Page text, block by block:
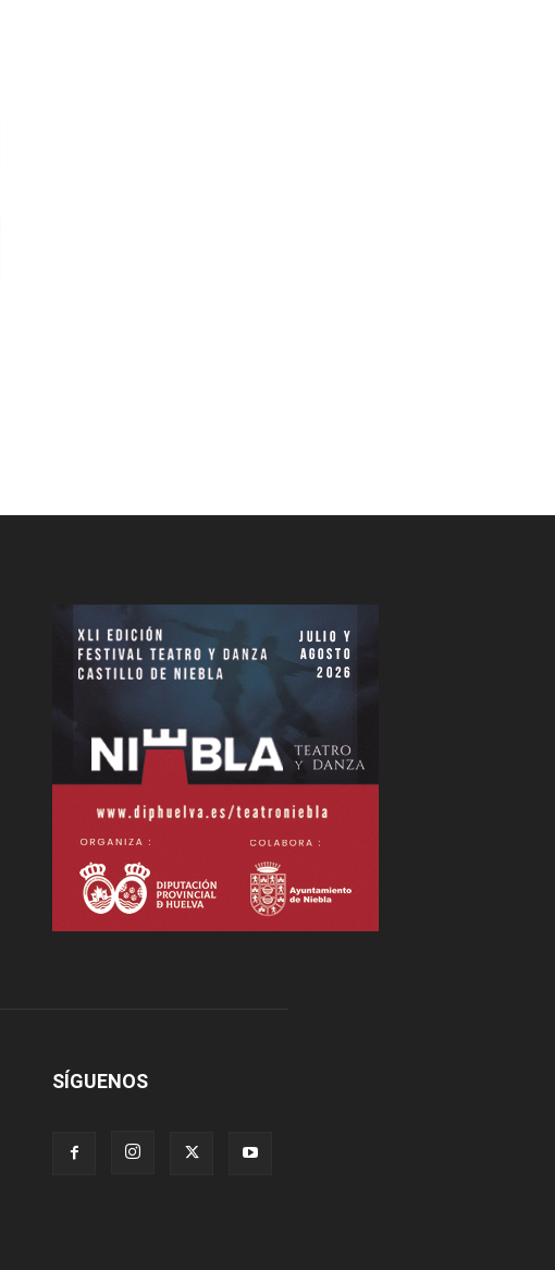
SÍGUENOS